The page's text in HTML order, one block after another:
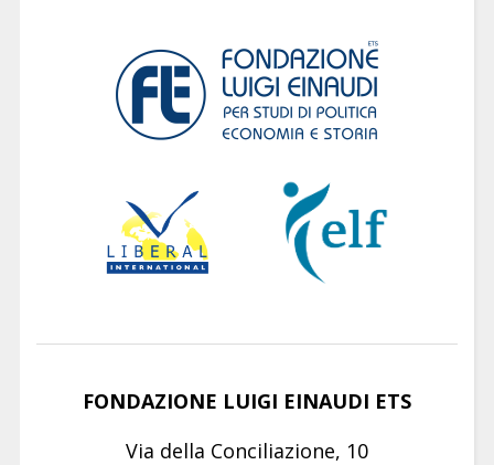
FONDAZIONE LUIGI EINAUDI ETS
Via della Conciliazione, 10